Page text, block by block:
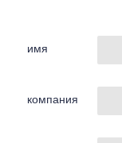
имя
компания